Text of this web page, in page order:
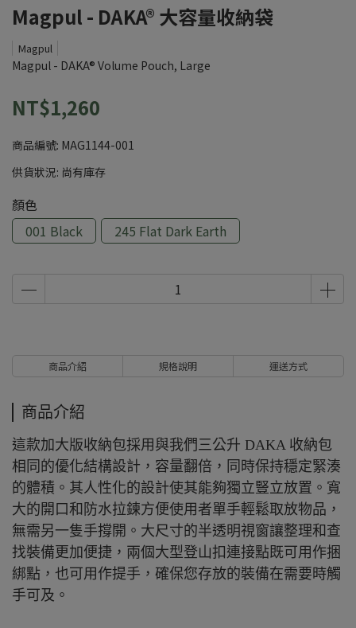
Magpul - DAKA® 大容量收納袋
Magpul
Magpul - DAKA® Volume Pouch, Large
NT$1,260
商品編號: MAG1144-001
供貨狀況: 尚有庫存
顏色
001 Black
245 Flat Dark Earth
商品介紹 規格說明 運送方式
商品介紹
這款加大版收納包採用與我們三公升 DAKA 收納包
相同的優化結構設計，容量翻倍，同時保持穩定緊湊
的體積。其人性化的設計使其能夠獨立豎立放置。寬
大的開口和防水拉鍊方便使用者單手輕鬆取放物品，
無需另一隻手撐開。大尺寸的半透明視窗讓整理和查
找裝備更加便捷，兩個大型登山扣連接點既可用作捆
綁點，也可用作提手，確保您存放的裝備在需要時觸
手可及。